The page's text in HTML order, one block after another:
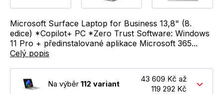
Microsoft Surface Laptop for Business 13,8" (8.
edice) *Copilot+ PC *Zero Trust Software: Windows
11 Pro + předinstalované aplikace Microsoft 365...
Celý popis
Na výběr 112 variant
43 609 Kč až
119 292 Kč